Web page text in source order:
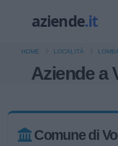
Aziende a
HOME LOCALITÀ
Comune di